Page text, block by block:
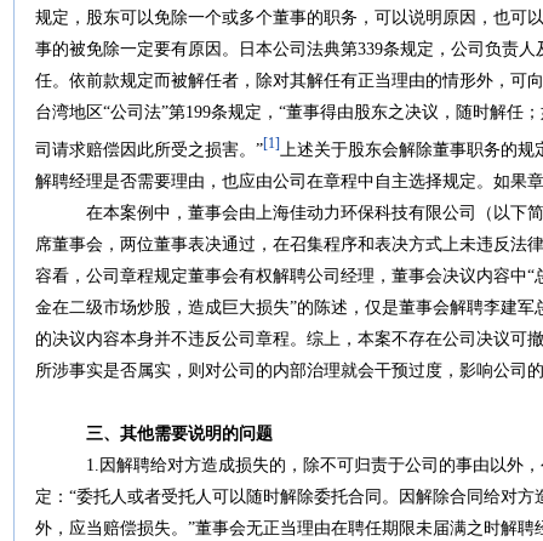
规定，股东可以免除一个或多个董事的职务，可以说明原因，也可
事的被免除一定要有原因。日本公司法典第339条规定，公司负责
任。依前款规定而被解任者，除对其解任有正当理由的情形外，可
台湾地区“公司法”第199条规定，“董事得由股东之决议，随时解任
司请求赔偿因此所受之损害。”[1]
上述关于股东会解除董事职务的
解聘经理是否需要理由，也应由公司在章程中自主选择规定。如果
在本案例中，董事会由上海佳动力环保科技有限公司（以下简
席董事会，两位董事表决通过，在召集程序和表决方式上未违反法
容看，公司章程规定董事会有权解聘公司经理，董事会决议内容中
金在二级市场炒股，造成巨大损失”的陈述，仅是董事会解聘李建
的决议内容本身并不违反公司章程。综上，本案不存在公司决议可
所涉事实是否属实，则对公司的内部治理就会干预过度，影响公司
三、其他需要说明的问题
1.因解聘给对方造成损失的，除不可归责于公司的事由以外，
定：“委托人或者受托人可以随时解除委托合同。因解除合同给对
外，应当赔偿损失。”董事会无正当理由在聘任期限未届满之时解